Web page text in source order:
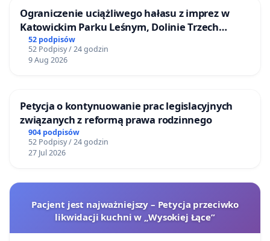
Ograniczenie uciążliwego hałasu z imprez w
Katowickim Parku Leśnym, Dolinie Trzech
Stawów i na Lotnisku Muchowiec
52 podpisów
52 Podpisy / 24 godzin
9 Aug 2026
Petycja o kontynuowanie prac legislacyjnych
związanych z reformą prawa rodzinnego
904 podpisów
52 Podpisy / 24 godzin
27 Jul 2026
Pacjent jest najważniejszy – Petycja przeciwko
likwidacji kuchni w „Wysokiej Łące”